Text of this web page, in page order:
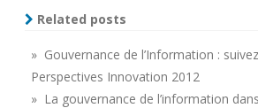
Related posts
» Gouvernance de l’Information :
Perspectives Innovation 2012
» La gouvernance de l’information